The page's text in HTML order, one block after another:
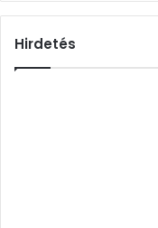
Hirdetés